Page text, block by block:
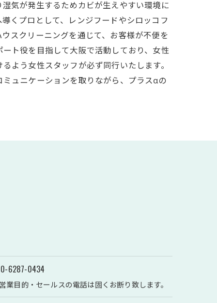
気が発生するためカビが生えやすい環境に
くプロとして、レンジフードやシロッコフ
スクリーニングを通じて、お客様が不便を
ト役を目指して大阪で活動しており、女性
よう女性スタッフが必ず同行いたします。
ュニケーションを取りながら、プラスαの
6287-0434
業目的・セールスの電話は固くお断り致します。